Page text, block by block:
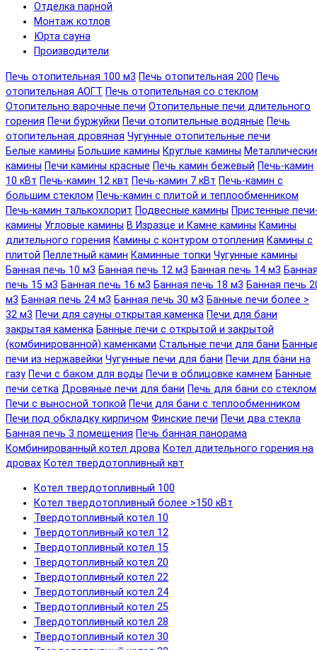
Отделка парной
Монтаж котлов
Юрта сауна
Производители
Печь отопительная 100 м3 Печь отопительная 200 Печь
отопительная АОГТ Печь отопительная со стеклом
Отопительно варочные печи Отопительные печи длительного
горения Печи буржуйки Печи отопительные водяные Печь
отопительная дровяная Чугунные отопительные печи
Белые камины Большие камины Круглые камины
камины Печи камины красные Печь камин бежевый Печь-камин
10 кВт Печь-камин 12 квт Печь-камин 7 кВт Печь-камин с
большим стеклом Печь-камин с плитой и теплообменником
Печь-камин талькохлорит Подвесные камины Пристенные
камины Угловые камины В Изразце и Камне камины Камины
длительного горения Камины с контуром отопления Камины с
плитой Пеллетный камин Каминные топки Чугунные камины
Банная печь 10 м3 Банная печь 12 м3 Банная печь 14 м3
печь 15 м3 Банная печь 16 м3 Банная печь 18 м3 Банная печь
м3 Банная печь 24 м3 Банная печь 30 м3 Банные печи более >
32 м3 Печи для сауны открытая каменка Печи для бани
закрытая каменка Банные печи с открытой и закрытой
(комбинированной) каменками Стальные печи для бани
печи из нержавейки Чугунные печи для бани Печи для бани на
газу Печи с баком для воды Печи в облицовке камнем Банные
печи сетка Дровяные печи для бани Печь для бани со стеклом
Печи с выносной топкой Печи для бани с теплообменником
Печи под обкладку кирпичом Финские печи Печи два стекла
Банная печь 3 помещения Печь банная панорама
Комбинированный котел дрова Котел длительного горения на
дровах Котел твердотопливный квт
Котел твердотопливный 100
Котел твердотопливный более >150 кВт
Твердотопливный котел 10
Твердотопливный котел 12
Твердотопливный котел 15
Твердотопливный котел 20
Твердотопливный котел 22
Твердотопливный котел 24
Твердотопливный котел 25
Твердотопливный котел 28
Твердотопливный котел 30